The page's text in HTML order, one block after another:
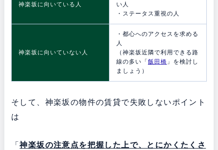
神楽坂に向いている人
い人
・ステータス重視の人
神楽坂に向いていない人
・都心へのアクセスを求める
人
（神楽坂近隣で利用できる路
線の多い「 飯田橋 」を検討し
ましょう）
そして、神楽坂の物件の賃貸で失敗しないポイント
は
「神楽坂の注意点を把握した上で、とにかくたくさ